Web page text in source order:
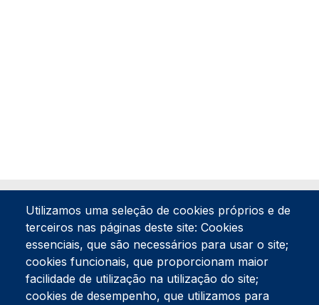
Tel:234 390 100Fax:234 390 100
Utilizamos uma seleção de cookies próprios e de
terceiros nas páginas deste site: Cookies
essenciais, que são necessários para usar o site;
cookies funcionais, que proporcionam maior
facilidade de utilização na utilização do site;
cookies de desempenho, que utilizamos para